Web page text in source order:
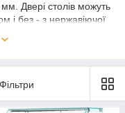
Двері столів можуть
і без - з нержавіючої
на складі.
європейських і
чотирьохдверні
холодильні з
з індивідуальною
Фільтри